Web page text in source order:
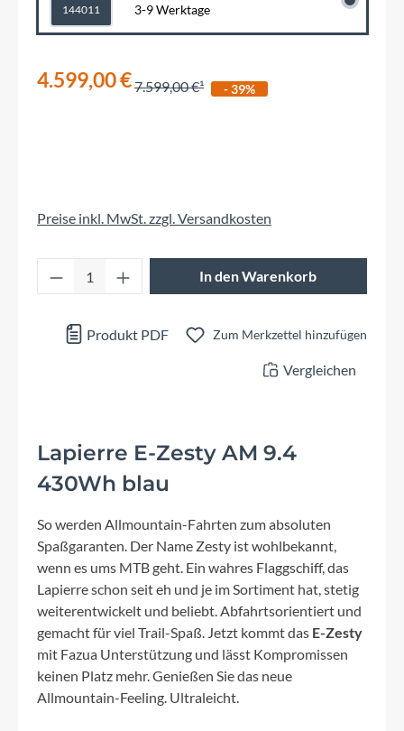
144011
3-9 Werktage
4.599,00 €7.599,00 € - 39%
Preise inkl. MwSt. zzgl. Versandkosten
Produkt Anzahl: Gib den gewünschten
In den Warenkorb
Produkt PDF Zum Merkzettel hinzufügen
Vergleichen
Lapierre E-Zesty AM 9.4
430Wh blau
So werden Allmountain-Fahrten zum absoluten
Spaßgaranten. Der Name Zesty ist wohlbekannt,
wenn es ums MTB geht. Ein wahres Flaggschiff, das
Lapierre schon seit eh und je im Sortiment hat, stetig
weiterentwickelt und beliebt. Abfahrtsorientiert und
gemacht für viel Trail-Spaß. Jetzt kommt das E-Zesty
mit Fazua Unterstützung und lässt Kompromissen
keinen Platz mehr. Genießen Sie das neue
Allmountain-Feeling. Ultraleicht.